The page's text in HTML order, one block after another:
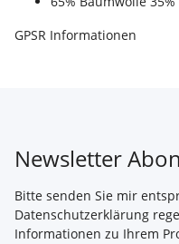
GPSR Informationen
Newsletter
Bitte senden Sie mir
Datenschutzerklärung
Informationen zu Ihrem